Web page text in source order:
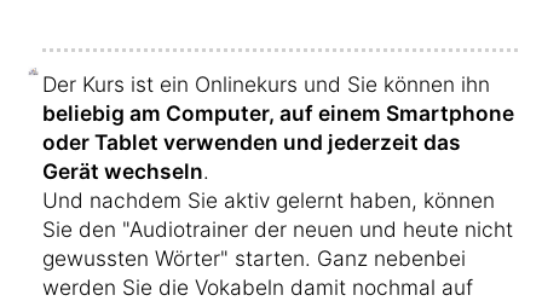
Der Kurs ist ein Onlinekurs und Sie können ihn
beliebig am Computer, auf einem Smartphone
oder Tablet verwenden und jederzeit das
Gerät wechseln.
Und nachdem Sie aktiv gelernt haben, können
Sie den "Audiotrainer der neuen und heute nicht
gewussten Wörter" starten. Ganz nebenbei
werden Sie die Vokabeln damit nochmal auf